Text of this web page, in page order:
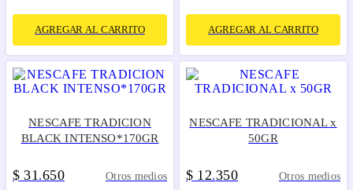
AGREGAR AL CARRITO AGREGAR AL CARRITO
NESCAFE TRADICION
BLACK INTENSO*170GR
$ 31 .650 Otros medios
NESCAFE TRADICIONAL x
50GR
$ 12.350 Otros medios